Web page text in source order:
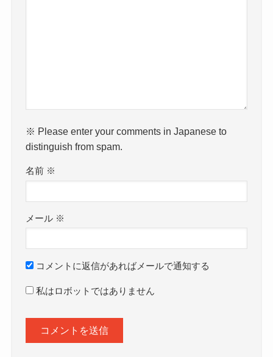
※ Please enter your comments in Japanese to
distinguish from spam.
名前 ※
メール ※
コメントに返信があればメールで通知する
私はロボットではありません